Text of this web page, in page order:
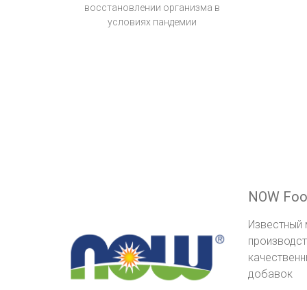
восстановлении организма в
условиях пандемии
NOW
Известный
добавок